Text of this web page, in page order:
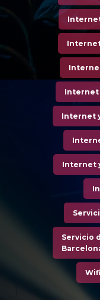
Internet
Internet
Internet
Internet
Servicio